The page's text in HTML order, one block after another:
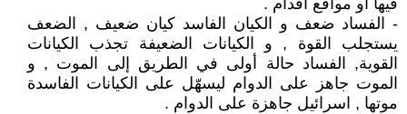
فيها أو مواقع أقدام .
- الفساد ضعف و الكيان الفاسد كيان ضعيف , الضعف
يستجلب القوة , و الكيانات الضعيفة تجذب الكيانات
القوية, الفساد حالة أولى في الطريق إلى الموت , و
الموت جاهز على الدوام ليسهّل على الكيانات الفاسدة
موتها , اسرائيل جاهزة على الدوام .